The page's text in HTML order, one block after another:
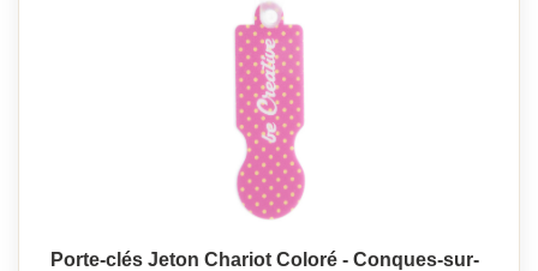
Porte-clés Jeton Chariot Coloré - Conques-sur-